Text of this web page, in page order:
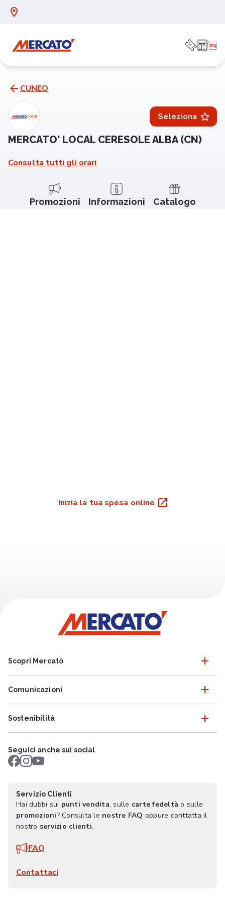
CUNEO
Seleziona
MERCATO' LOCAL CERESOLE ALBA (CN)
Consulta tutti gli orari
Promozioni Informazioni Catalogo
Inizia la tua spesa online
Scopri Mercatò
Comunicazioni
Sostenibilità
Seguici anche sui social
Servizio Clienti
Hai dubbi sui punti vendita, sulle carte fedeltà o sulle
promozioni? Consulta le nostre FAQ oppure conttatta il
nostro servizio clienti.
FAQ
Contattaci